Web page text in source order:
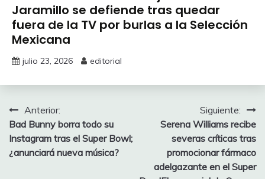
Jaramillo se defiende tras quedar
fuera de la TV por burlas a la Selección
Mexicana
julio 23, 2026 editorial
Navegación
de
entradas
Anterior:
Bad Bunny borra todo su
Instagram tras el Super Bowl;
¿anunciará nueva música?
Siguiente:
Serena Williams recibe
severas críticas tras
promocionar fármaco
adelgazante en el Super